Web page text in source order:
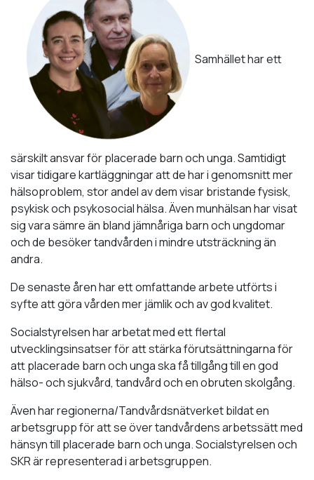
Samhället har ett
särskilt ansvar för placerade barn och unga. Samtidigt
visar tidigare kartläggningar att de har i genomsnitt mer
hälsoproblem, stor andel av dem visar bristande fysisk,
psykisk och psykosocial hälsa. Även munhälsan har visat
sig vara sämre än bland jämnåriga barn och ungdomar
och de besöker tandvården i mindre utsträckning än
andra.
De senaste åren har ett omfattande arbete utförts i
syfte att göra vården mer jämlik och av god kvalitet.
Socialstyrelsen har arbetat med ett flertal
utvecklingsinsatser för att stärka förutsättningarna för
att placerade barn och unga ska få tillgång till en god
hälso- och sjukvård, tandvård och en obruten skolgång.
Även har regionerna/Tandvårdsnätverket bildat en
arbetsgrupp för att se över tandvårdens arbetssätt med
hänsyn till placerade barn och unga. Socialstyrelsen och
SKR är representerad i arbetsgruppen.